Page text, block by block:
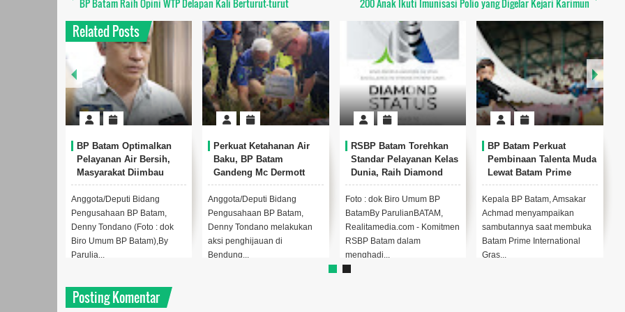
BP Batam Raih Opini WTP Delapan Kali Berturut-turut 200 Anak Ikuti Imunisasi Polio yang Digelar Kejari Karimun
Related Posts
BP Batam Optimalkan
Pelayanan Air Bersih,
Masyarakat Diimbau
Gunakan Air Secara
Bijak
Anggota/Deputi Bidang
Pengusahaan BP Batam,
Denny Tondano (Foto : dok
Biro Umum BP Batam),By
Parulia...
Perkuat Ketahanan Air
Baku, BP Batam
Gandeng Mc Dermott
Tanam 400 Bambu
Betung di Bendungan
Sei Nongsa
Anggota/Deputi Bidang
Pengusahaan BP Batam,
Denny Tondano melakukan
aksi penghijauan di
Bendung...
RSBP Batam Torehkan
Standar Pelayanan Kelas
Dunia, Raih Diamond
Status dari WSO
Foto : dok Biro Umum BP
BatamBy ParulianBATAM,
Realitamedia.com - Komitmen
RSBP Batam dalam
menghadi...
BP Batam Perkuat
Pembinaan Talenta Muda
Lewat Batam Prime
International Grassroot
Football Festival 2026
Kepala BP Batam, Amsakar
Achmad menyampaikan
sambutannya saat membuka
Batam Prime International
Gras...
Posting Komentar